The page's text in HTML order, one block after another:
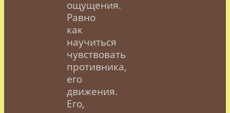
ощущения.
Равно
как
научиться
чувствовать
противника,
его
движения.
Его,